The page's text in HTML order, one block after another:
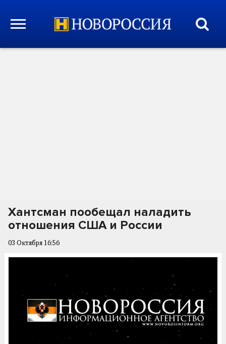
Хантсман пообещал наладить
отношения США и России
03 Октября 16:56